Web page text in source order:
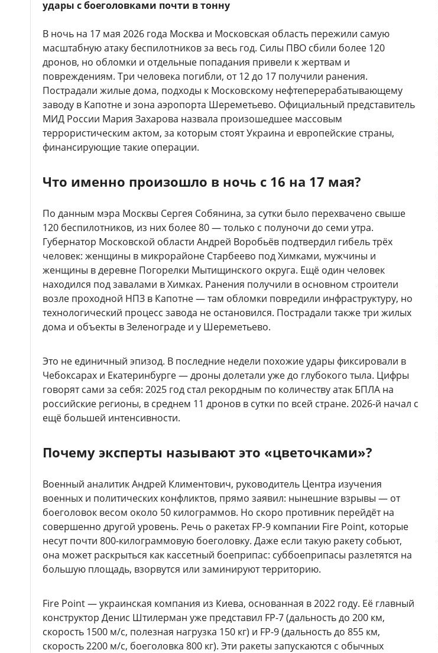
удары с боеголовками почти в тонну
В ночь на 17 мая 2026 года Москва и Московская область пережили самую
масштабную атаку беспилотников за весь год. Силы ПВО сбили более 120
дронов, но обломки и отдельные попадания привели к жертвам и
повреждениям. Три человека погибли, от 12 до 17 получили ранения.
Пострадали жилые дома, подходы к Московскому нефтеперерабатывающему
заводу в Капотне и зона аэропорта Шереметьево. Официальный представитель
МИД России Мария Захарова назвала произошедшее массовым
террористическим актом, за которым стоят Украина и европейские страны,
финансирующие такие операции.
Что именно произошло в ночь с 16 на 17 мая?
По данным мэра Москвы Сергея Собянина, за сутки было перехвачено свыше
120 беспилотников, из них более 80 — только с полуночи до семи утра.
Губернатор Московской области Андрей Воробьёв подтвердил гибель трёх
человек: женщины в микрорайоне Старбеево под Химками, мужчины и
женщины в деревне Погорелки Мытищинского округа. Ещё один человек
находился под завалами в Химках. Ранения получили в основном строители
возле проходной НПЗ в Капотне — там обломки повредили инфраструктуру, но
технологический процесс завода не остановился. Пострадали также три жилых
дома и объекты в Зеленограде и у Шереметьево.
Это не единичный эпизод. В последние недели похожие удары фиксировали в
Чебоксарах и Екатеринбурге — дроны долетали уже до глубокого тыла. Цифры
говорят сами за себя: 2025 год стал рекордным по количеству атак БПЛА на
российские регионы, в среднем 11 дронов в сутки по всей стране. 2026-й начал с
ещё большей интенсивности.
Почему эксперты называют это «цветочками»?
Военный аналитик Андрей Климентович, руководитель Центра изучения
военных и политических конфликтов, прямо заявил: нынешние взрывы — от
боеголовок весом около 50 килограммов. Но скоро противник перейдёт на
совершенно другой уровень. Речь о ракетах FP-9 компании Fire Point, которые
несут почти 800-килограммовую боеголовку. Даже если такую ракету собьют,
она может раскрыться как кассетный боеприпас: суббоеприпасы разлетятся на
большую площадь, взорвутся или заминируют территорию.
Fire Point — украинская компания из Киева, основанная в 2022 году. Её главный
конструктор Денис Штилерман уже представил FP-7 (дальность до 200 км,
скорость 1500 м/с, полезная нагрузка 150 кг) и FP-9 (дальность до 855 км,
скорость 2200 м/с, боеголовка 800 кг). Эти ракеты запускаются с обычных